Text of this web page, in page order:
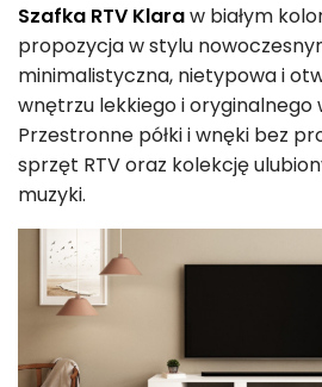
Szafka RTV Klaraw białym
propozycja w stylu
minimalistyczna, nietypowa i
wnętrzu lekkiego i oryginalnego
Przestronne półki i wnęki bez
sprzęt RTV oraz kolekcję
muzyki.